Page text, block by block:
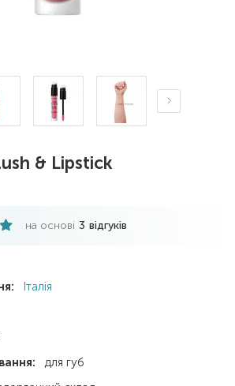
& Lipstick
на основі 3 відгуків
Італія
для губ